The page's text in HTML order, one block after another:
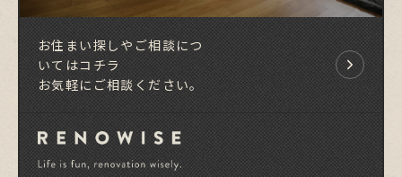
お住まい探しやご相談につ
いてはコチラ
お気軽にご相談ください。